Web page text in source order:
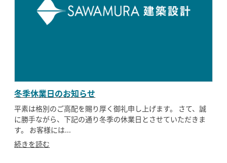
冬季休業日のお知らせ
平素は格別のご高配を賜り厚く御礼申し上げます。 さて、誠
に勝手ながら、下記の通り冬季の休業日とさせていただきま
す。 お客様には...
続きを読む